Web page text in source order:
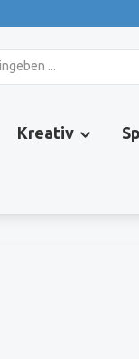
Kreativ